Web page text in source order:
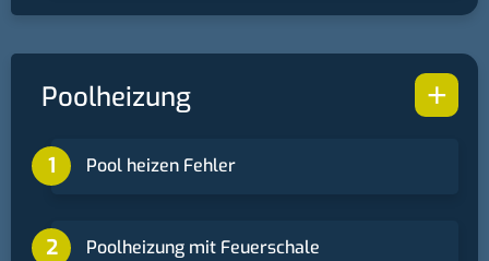
+
Poolheizung
Pool heizen Fehler
Poolheizung mit Feuerschale